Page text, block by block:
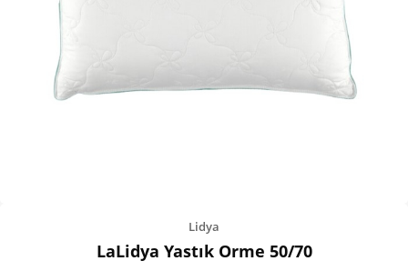
Ev Tekstili
Lidya
LaLidya Yastık Orme 50/70